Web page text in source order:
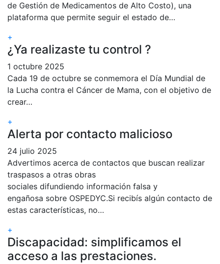
de Gestión de Medicamentos de Alto Costo), una
plataforma que permite seguir el estado de…
+
¿Ya realizaste tu control ?
1 octubre 2025
Cada 19 de octubre se conmemora el Día Mundial de
la Lucha contra el Cáncer de Mama, con el objetivo de
crear…
+
Alerta por contacto malicioso
24 julio 2025
Advertimos acerca de contactos que buscan realizar
traspasos a otras obras
sociales difundiendo información falsa y
engañosa sobre OSPEDYC.Si recibís algún contacto de
estas características, no…
+
Discapacidad: simplificamos el
acceso a las prestaciones.